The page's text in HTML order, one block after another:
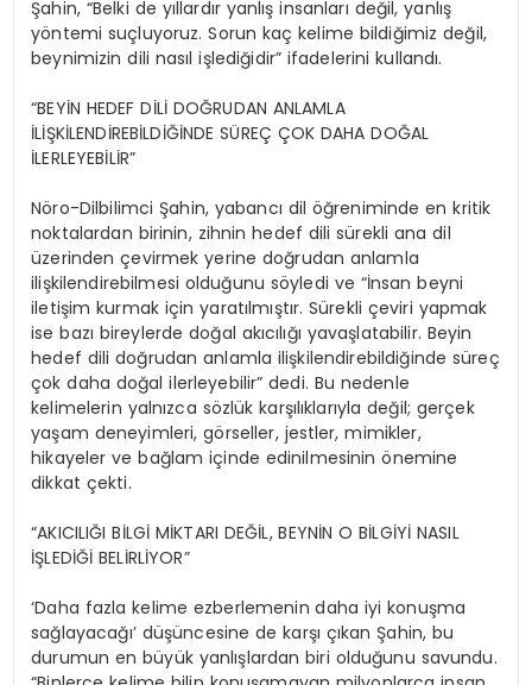
Şahin, “Belki de yıllardır yanlış insanları değil, yanlış
yöntemi suçluyoruz. Sorun kaç kelime bildiğimiz değil,
beynimizin dili nasıl işlediğidir” ifadelerini kullandı.
“BEYİN HEDEF DİLİ DOĞRUDAN ANLAMLA
İLİŞKİLENDİREBİLDİĞİNDE SÜREÇ ÇOK DAHA DOĞAL
İLERLEYEBİLİR”
Nöro-Dilbilimci Şahin, yabancı dil öğreniminde en kritik
noktalardan birinin, zihnin hedef dili sürekli ana dil
üzerinden çevirmek yerine doğrudan anlamla
ilişkilendirebilmesi olduğunu söyledi ve “İnsan beyni
iletişim kurmak için yaratılmıştır. Sürekli çeviri yapmak
ise bazı bireylerde doğal akıcılığı yavaşlatabilir. Beyin
hedef dili doğrudan anlamla ilişkilendirebildiğinde süreç
çok daha doğal ilerleyebilir” dedi. Bu nedenle
kelimelerin yalnızca sözlük karşılıklarıyla değil; gerçek
yaşam deneyimleri, görseller, jestler, mimikler,
hikayeler ve bağlam içinde edinilmesinin önemine
dikkat çekti.
“AKICILIĞI BİLGİ MİKTARI DEĞİL, BEYNİN O BİLGİYİ NASIL
İŞLEDİĞİ BELİRLİYOR”
‘Daha fazla kelime ezberlemenin daha iyi konuşma
sağlayacağı’ düşüncesine de karşı çıkan Şahin, bu
durumun en büyük yanlışlardan biri olduğunu savundu.